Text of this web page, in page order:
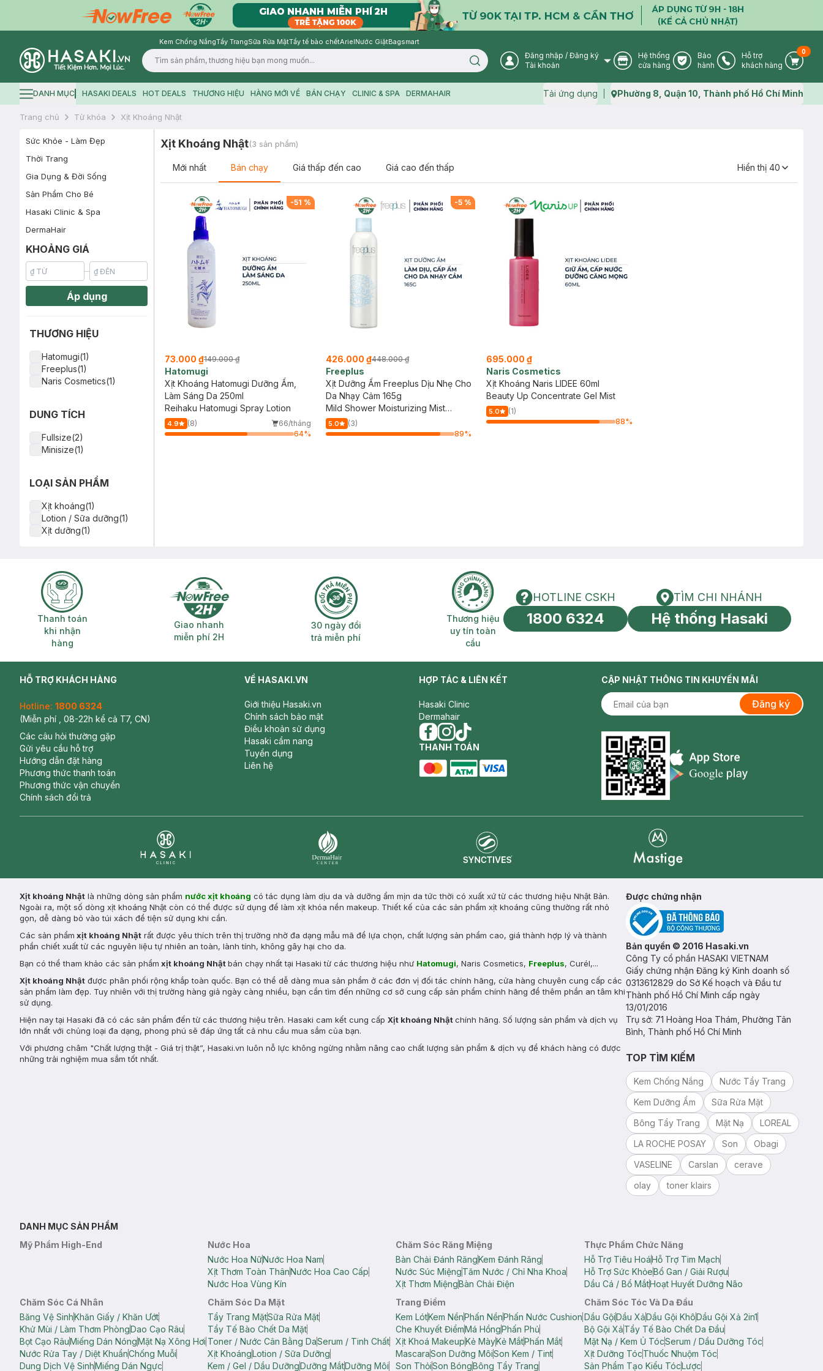
Kem Chống NắngTẩy TrangSữa Rửa MặtTẩy tế bào chếtArielNước GiặtBagsmart
Logo
Search icon User Icon
Đăng nhập / Đăng ký
Tài khoản
Store Icon
Hệ thống
cửa hàng
Warranty Icon
Bảo
hành
Phone Icon
Hỗ trợ
khách hàng
Cart
0
Hamburger icon
DANH MỤC HASAKI DEALS HOT DEALS THƯƠNG HIỆU HÀNG MỚI VỀ BÁN CHẠY CLINIC & SPA DERMAHAIR Tải ứng dụng Map icon
Phường 8, Quận 10, Thành phố Hồ Chí Minh
Trang chủ Từ khóa Xịt Khoáng Nhật
Sức Khỏe - Làm Đẹp
Thời Trang
Gia Dụng & Đời Sống
Sản Phẩm Cho Bé
Hasaki Clinic & Spa
DermaHair
KHOẢNG GIÁ
Áp dụng
THƯƠNG HIỆU
Hatomugi(1)
Freeplus(1)
Naris Cosmetics(1)
DUNG TÍCH
Fullsize(2)
Minisize(1)
LOẠI SẢN PHẨM
Xịt khoáng(1)
Lotion / Sữa dưỡng(1)
Xịt dưỡng(1)
Xịt Khoáng Nhật(3 sản phẩm)
Mới nhất Bán chạy Giá thấp đến cao Giá cao đến thấp Hiển thị 40
-51 %
73.000 ₫149.000 ₫
Hatomugi
Xịt Khoáng Hatomugi Dưỡng Ẩm,
Làm Sáng Da 250ml
Reihaku Hatomugi Spray Lotion
4.9 (8)
66/tháng
64%
-5 %
426.000 ₫448.000 ₫
Freeplus
Xịt Dưỡng Ẩm Freeplus Dịu Nhẹ Cho
Da Nhạy Cảm 165g
Mild Shower Moisturizing Mist
Lotion
5.0
(3)
89%
695.000 ₫
Naris Cosmetics
Xịt Khoáng Naris LIDEE 60ml
Beauty Up Concentrate Gel Mist
5.0
(1)
88%
Thanh toán khi nhận hàng
Thanh toán
khi nhận
hàng
Giao nhanh miễn phí 2H
Giao nhanh
miễn phí 2H
30 ngày đổi trả miễn phí
30 ngày đổi
trả miễn phí
Thương hiệu uy tín toàn cầu
Thương hiệu
uy tín toàn
cầu
HOTLINE CSKH
HOTLINE CSKH
1800 6324
Tìm chi nhánh
TÌM CHI NHÁNH
Hệ thống Hasaki
HỖ TRỢ KHÁCH HÀNG
Hotline: 1800 6324
(Miễn phí , 08-22h kể cả T7, CN)
Các câu hỏi thường gặp
Gửi yêu cầu hỗ trợ
Hướng dẫn đặt hàng
Phương thức thanh toán
Phương thức vận chuyển
Chính sách đổi trả
VỀ HASAKI.VN
Giới thiệu Hasaki.vn
Chính sách bảo mật
Điều khoản sử dụng
Hasaki cẩm nang
Tuyển dụng
Liên hệ
HỢP TÁC & LIÊN KẾT
Hasaki Clinic
Dermahair
facebook
instagram
tiktok
THANH TOÁN
CẬP NHẬT THÔNG TIN KHUYẾN MÃI
Đăng ký
Appstore icon
Xịt khoáng Nhật là những dòng sản phẩm nước xịt khoáng có tác dụng làm dịu da và dưỡng ẩm mịn da tức thời có xuất xứ từ các thương hiệu Nhật Bản.
Ngoài ra, một số dòng xịt khoáng Nhật còn có thể được sử dụng để làm xịt khóa nền makeup. Thiết kế của các sản phẩm xịt khoáng cũng thường rất nhỏ
gọn, dễ dàng bỏ vào túi xách để tiện sử dụng khi cần.
Các sản phẩm xịt khoáng Nhật rất được yêu thích trên thị trường nhờ đa dạng mẫu mã để lựa chọn, chất lượng sản phẩm cao, giá thành hợp lý và thành
phần chiết xuất từ các nguyên liệu tự nhiên an toàn, lành tính, không gây hại cho da.
Bạn có thể tham khảo các sản phẩm xịt khoáng Nhậtbán chạy nhất tại Hasaki từ các thương hiệu như Hatomugi, Naris Cosmetics, Freeplus, Curél,...
Xịt khoáng Nhật được phân phối rộng khắp toàn quốc. Bạn có thể dễ dàng mua sản phẩm ở các đơn vị đối tác chính hãng, cửa hàng chuyên cung cấp các
sản phẩm làm đẹp. Tuy nhiên với thị trường hàng giả ngày càng nhiều, bạn cần tìm đến những cơ sở cung cấp sản phẩm chính hãng để thêm phần an tâm khi
sử dụng.
Hiện nay tại Hasaki đã có các sản phẩm đến từ các thương hiệu trên. Hasaki cam kết cung cấp Xịt khoáng Nhậtchính hãng. Số lượng sản phẩm và dịch vụ
lớn nhất với chủng loại đa dạng, phong phú sẽ đáp ứng tất cả nhu cầu mua sắm của bạn.
Với phương châm "Chất lượng thật - Giá trị thật”, Hasaki.vn luôn nỗ lực không ngừng nhằm nâng cao chất lượng sản phẩm & dịch vụ để khách hàng có được
những trải nghiệm mua sắm tốt nhất.
Được chứng nhận
Bản quyền © 2016 Hasaki.vn
Công Ty cổ phần HASAKI VIETNAM
Giấy chứng nhận Đăng ký Kinh doanh số
0313612829 do Sở Kế hoạch và Đầu tư
Thành phố Hồ Chí Minh cấp ngày
13/01/2016
Trụ sở: 71 Hoàng Hoa Thám, Phường Tân
Bình, Thành phố Hồ Chí Minh
TOP TÌM KIẾM
Kem Chống Nắng
Nước Tẩy Trang
Kem Dưỡng Ẩm
Sữa Rửa Mặt
Bông Tẩy Trang
Mặt Nạ
LOREAL
LA ROCHE POSAY
Son
Obagi
VASELINE
Carslan
cerave
olay
toner klairs
DANH MỤC SẢN PHẨM
Mỹ Phẩm High-End
Nước Hoa
Nước Hoa NữNước Hoa Nam
Xịt Thơm Toàn ThânNước Hoa Cao Cấp
Nước Hoa Vùng Kín
Chăm Sóc Răng Miệng
Bàn Chải Đánh RăngKem Đánh Răng
Nước Súc MiệngTăm Nước / Chỉ Nha Khoa
Xịt Thơm MiệngBàn Chải Điện
Thực Phẩm Chức Năng
Hỗ Trợ Tiêu HoáHỗ Trợ Tim Mạch
Hỗ Trợ Sức KhỏeBổ Gan / Giải Rượu
Dầu Cá / Bổ MắtHoạt Huyết Dưỡng Não
Chăm Sóc Cá Nhân
Băng Vệ SinhKhăn Giấy / Khăn Ướt
Khử Mùi / Làm Thơm PhòngDao Cạo Râu
Bọt Cạo RâuMiếng Dán NóngMặt Nạ Xông Hơi
Nước Rửa Tay / Diệt KhuẩnChống Muỗi
Dung Dịch Vệ SinhMiếng Dán Ngực
Chăm Sóc Da Mặt
Tẩy Trang MặtSữa Rửa Mặt
Tẩy Tế Bào Chết Da Mặt
Toner / Nước Cân Bằng DaSerum / Tinh Chất
Xịt KhoángLotion / Sữa Dưỡng
Kem / Gel / Dầu DưỡngDưỡng MắtDưỡng Môi
Trang Điểm
Kem LótKem NềnPhấn NềnPhấn Nước Cushion
Che Khuyết ĐiểmMá HồngPhấn Phủ
Xịt Khoá MakeupKẻ MàyKẻ MắtPhấn Mắt
MascaraSon Dưỡng MôiSon Kem / Tint
Son ThỏiSon BóngBông Tẩy Trang
Chăm Sóc Tóc Và Da Đầu
Dầu GộiDầu XảDầu Gội KhôDầu Gội Xả 2in1
Bộ Gội XảTẩy Tế Bào Chết Da Đầu
Mặt Nạ / Kem Ủ TócSerum / Dầu Dưỡng Tóc
Xịt Dưỡng TócThuốc Nhuộm Tóc
Sản Phẩm Tạo Kiểu TócLược